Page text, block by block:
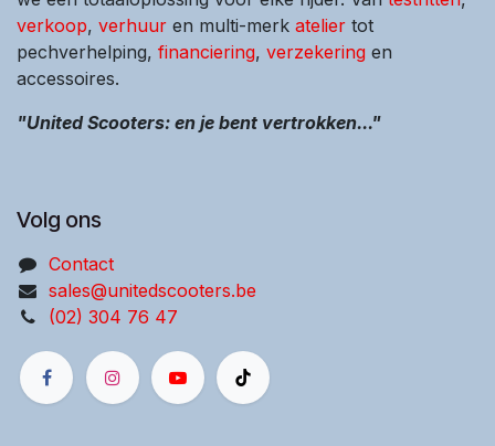
verkoop, verhuur en multi-merk atelier tot
pechverhelping, financiering, verzekering en
accessoires.
"United Scooters: en je bent vertrokken..."
Volg ons
Contact
sales@unitedscooters.be
(02) 304 76 47